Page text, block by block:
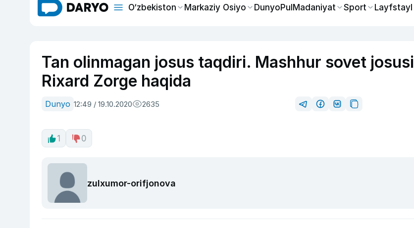
O‘zbekiston Markaziy Osiyo DunyoPulMadaniyat Sport Layfstayl
Tan olinmagan josus taqdiri. Mashhur sovet josusi
Rixard Zorge haqida
Dunyo 12:49 / 19.10.2020 2635
1 0
zulxumor-orifjonova